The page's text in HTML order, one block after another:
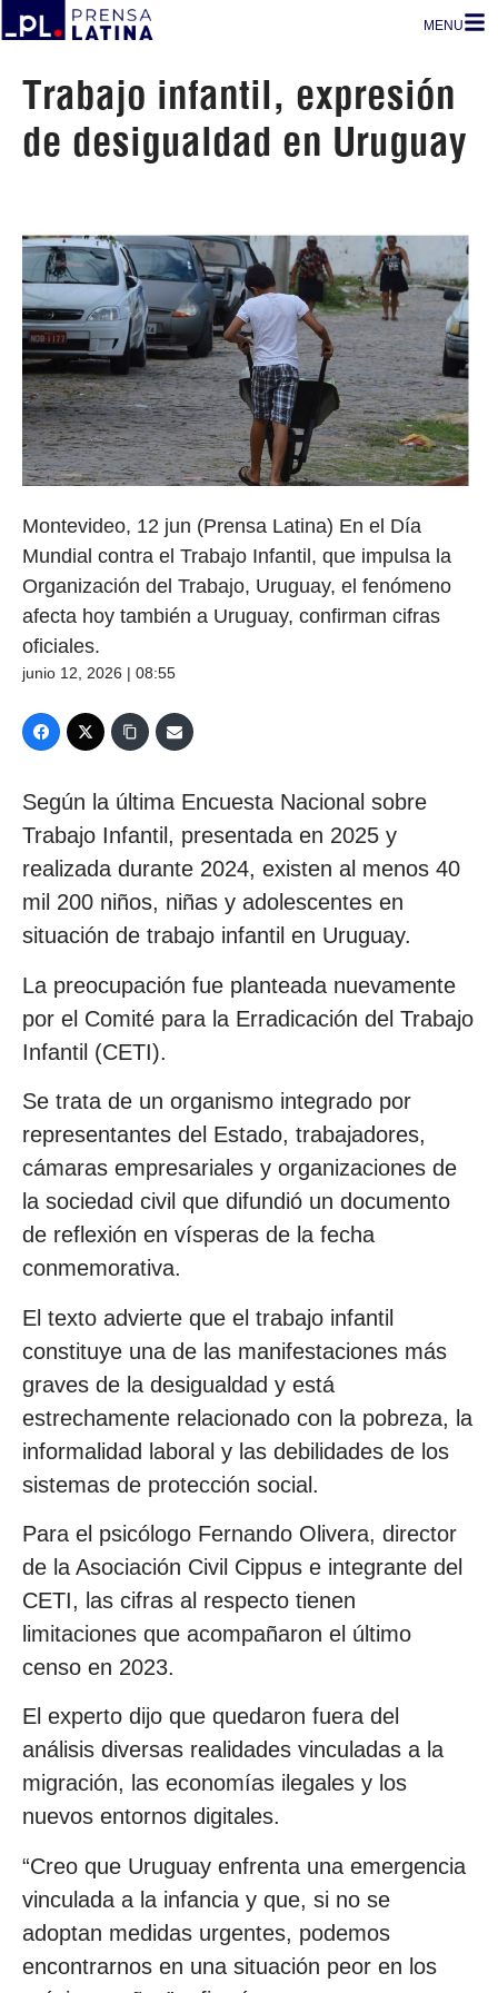
MENU
Trabajo infantil, expresión
de desigualdad en Uruguay
Montevideo, 12 jun (Prensa Latina) En el Día
Mundial contra el Trabajo Infantil, que impulsa la
Organización del Trabajo, Uruguay, el fenómeno
afecta hoy también a Uruguay, confirman cifras
oficiales.
junio 12, 2026 | 08:55
Según la última Encuesta Nacional sobre
Trabajo Infantil, presentada en 2025 y
realizada durante 2024, existen al menos 40
mil 200 niños, niñas y adolescentes en
situación de trabajo infantil en Uruguay.
La preocupación fue planteada nuevamente
por el Comité para la Erradicación del Trabajo
Infantil (CETI).
Se trata de un organismo integrado por
representantes del Estado, trabajadores,
cámaras empresariales y organizaciones de
la sociedad civil que difundió un documento
de reflexión en vísperas de la fecha
conmemorativa.
El texto advierte que el trabajo infantil
constituye una de las manifestaciones más
graves de la desigualdad y está
estrechamente relacionado con la pobreza, la
informalidad laboral y las debilidades de los
sistemas de protección social.
Para el psicólogo Fernando Olivera, director
de la Asociación Civil Cippus e integrante del
CETI, las cifras al respecto tienen
limitaciones que acompañaron el último
censo en 2023.
El experto dijo que quedaron fuera del
análisis diversas realidades vinculadas a la
migración, las economías ilegales y los
nuevos entornos digitales.
“Creo que Uruguay enfrenta una emergencia
vinculada a la infancia y que, si no se
adoptan medidas urgentes, podemos
encontrarnos en una situación peor en los